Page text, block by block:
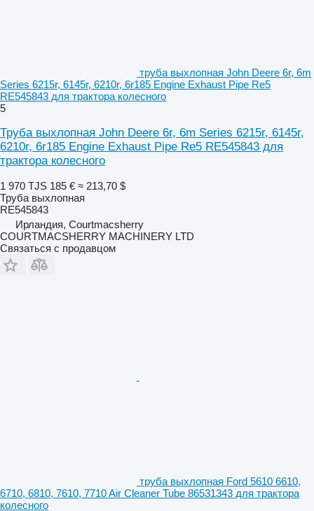
труба выхлопная John Deere 6r, 6m
Series 6215r, 6145r, 6210r, 6r185 Engine Exhaust Pipe Re5
RE545843 для трактора колесного
5
Труба выхлопная John Deere 6r, 6m Series 6215r, 6145r,
6210r, 6r185 Engine Exhaust Pipe Re5 RE545843 для
трактора колесного
1 970 TJS 185 € ≈ 213,70 $
Труба выхлопная
RE545843
Ирландия, Courtmacsherry
COURTMACSHERRY MACHINERY LTD
Связаться с продавцом
труба выхлопная Ford 5610 6610,
6710, 6810, 7610, 7710 Air Cleaner Tube 86531343 для трактора
колесного